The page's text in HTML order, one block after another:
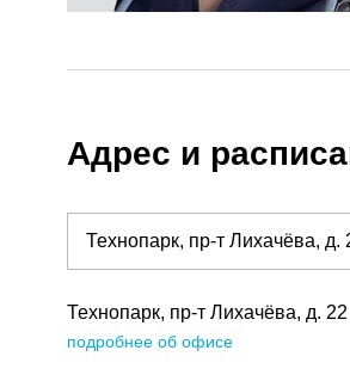
Адрес и
Технопарк, пр-т Лихачёва, д. 22
подробнее об офисе